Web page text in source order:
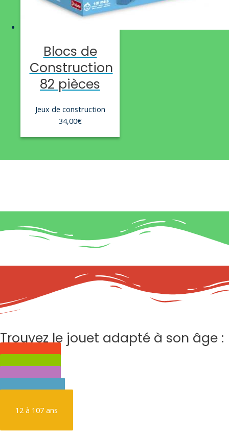
Blocs de
Construction
82 pièces
Jeux de construction
34,00€
Trouvez le jouet adapté à son âge :
12 à 107 ans